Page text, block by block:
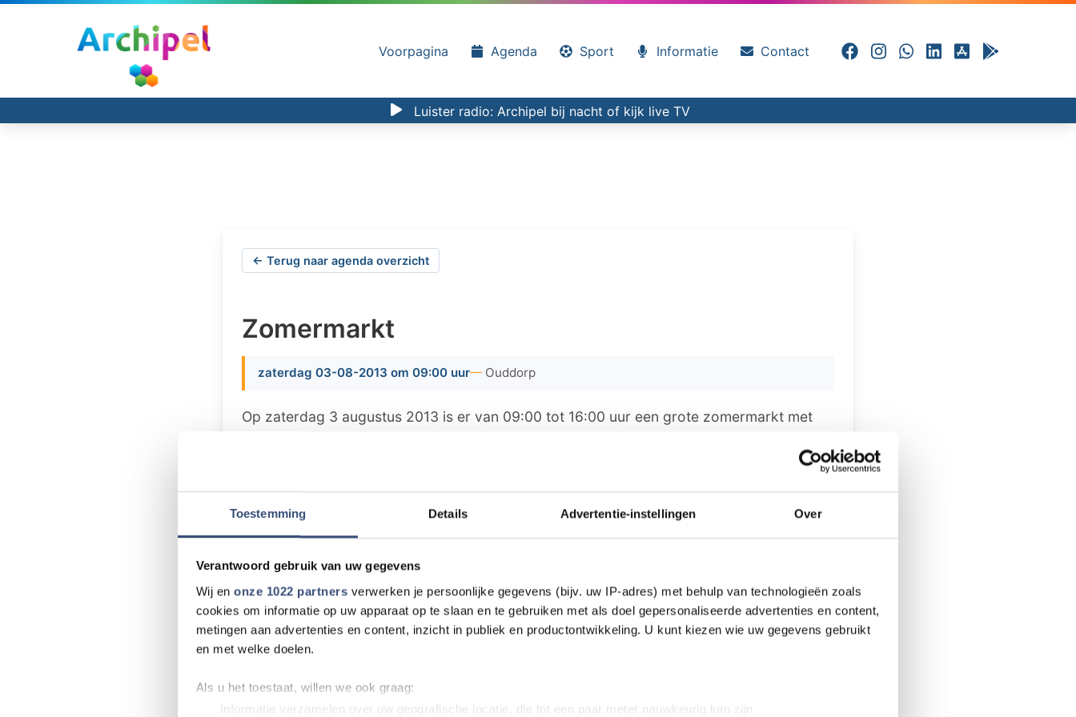
Toestemming Details Advertentie-instellingen Over
Verantwoord gebruik van uw gegevens
Wij en onze 1022 partners verwerken je persoonlijke gegevens (bijv. uw IP-adres) met behulp van technologieën zoals
cookies om informatie op uw apparaat op te slaan en te gebruiken met als doel gepersonaliseerde advertenties en content,
metingen aan advertenties en content, inzicht in publiek en productontwikkeling. U kunt kiezen wie uw gegevens gebruikt
en met welke doelen.
Als u het toestaat, willen we ook graag:
Informatie verzamelen over uw geografische locatie, die tot een paar meter nauwkeurig kan zijn
Voorpagina Agenda Sport Informatie Contact
Luister radio: Archipel bij nacht of kijk live TV
← Terug naar agenda overzicht
Zomermarkt
zaterdag 03-08-2013 om 09:00 uur Ouddorp
Op zaterdag 3 augustus 2013 is er van 09:00 tot 16:00 uur een grote zomermarkt met
Ouddorp. U vindt er gebakken en gerookte visproducten, frites/snacks, kaas/eieren,
een veiling. Voor de kinderen een springkussen, ballonnen prikken en meer.
handen van activiteitencommissie Kerkbouw Hersteld Hervormde Gemeente Ouddorp.